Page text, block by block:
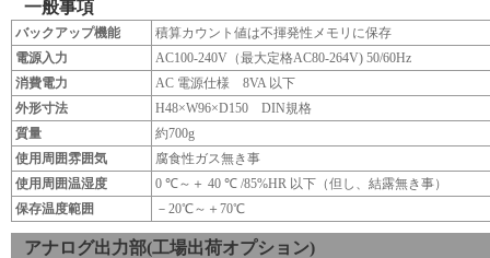
一般事項
バックアップ機能
積算カウント値は不揮発性メモリに保存
電源入力
AC100-240V（最大定格AC80-264V) 50/60Hz
消費電力
AC 電源仕様 8VA 以下
外形寸法
H48×W96×D150 DIN規格
質量
約700g
使用周囲雰囲気
腐食性ガス無き事
使用周囲温湿度
0 ℃～＋ 40 ℃ /85%HR 以下（但し、結露無き事）
保存温度範囲
－20℃～＋70℃
アナログ出力部(工場出荷オプション)